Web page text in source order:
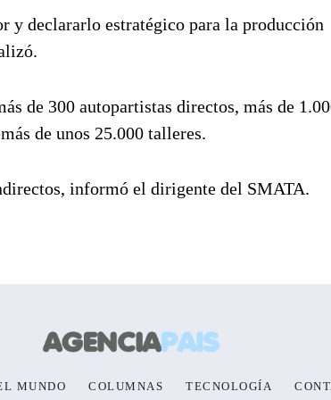
declararlo estratégico para la producción
de 300 autopartistas directos, más de
de unos 25.000 talleres.
informó el dirigente del SMATA.
MUNDO COLUMNAS TECNOLOGÍA